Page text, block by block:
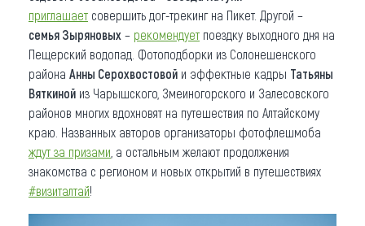
приглашает совершить дог-трекинг на Пикет. Другой –
семья Зыряновых – рекомендует поездку выходного дня на
Пещерский водопад. Фотоподборки из Солонешенского
района Анны Серохвостовой и эффектные кадры Татьяны
Вяткиной из Чарышского, Змеиногорского и Залесовского
районов многих вдохновят на путешествия по Алтайскому
краю. Названных авторов организаторы фотофлешмоба
ждут за призами , а остальным желают продолжения
знакомства с регионом и новых открытий в путешествиях
#визиталтай!